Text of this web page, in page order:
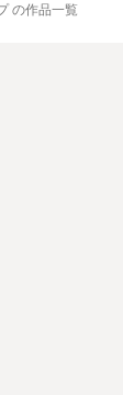
の作品一覧